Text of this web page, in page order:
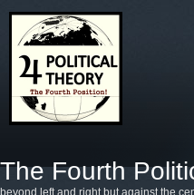
The Fourth
beyond left and right but against the